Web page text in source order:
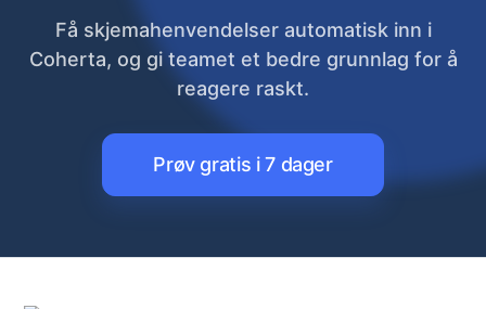
Få skjemahenvendelser automatisk inn i
Coherta, og gi teamet et bedre grunnlag for å
reagere raskt.
Prøv gratis i 7 dager